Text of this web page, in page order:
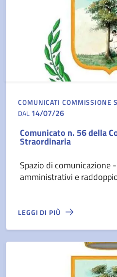
COMUNICATI COMMISSIONE
DAL14/07/26
Comunicato n. 56 della
Straordinaria
Spazio di comunicazione
amministrativi e
LEGGI DI PIÙ